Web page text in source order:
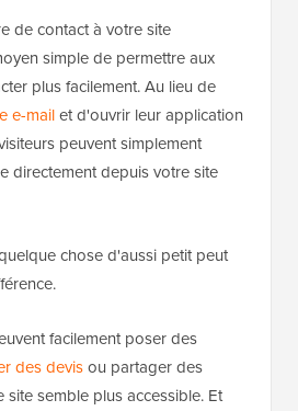
de contact à votre site
simple de permettre aux
plus facilement. Au lieu de
e-mailet d'ouvrir leur application
peuvent simplement
directement depuis votre site
chose d'aussi petit peut
facilement poser des
des devisou partager des
site semble plus accessible. Et